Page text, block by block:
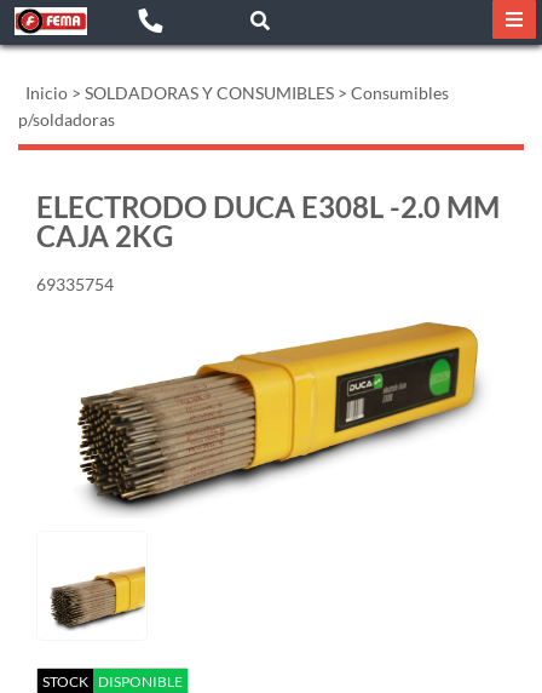
Inicio > SOLDADORAS Y CONSUMIBLES > Consumibles
p/soldadoras
ELECTRODO DUCA E308L -2.0 MM
CAJA 2KG
69335754
STOCK DISPONIBLE